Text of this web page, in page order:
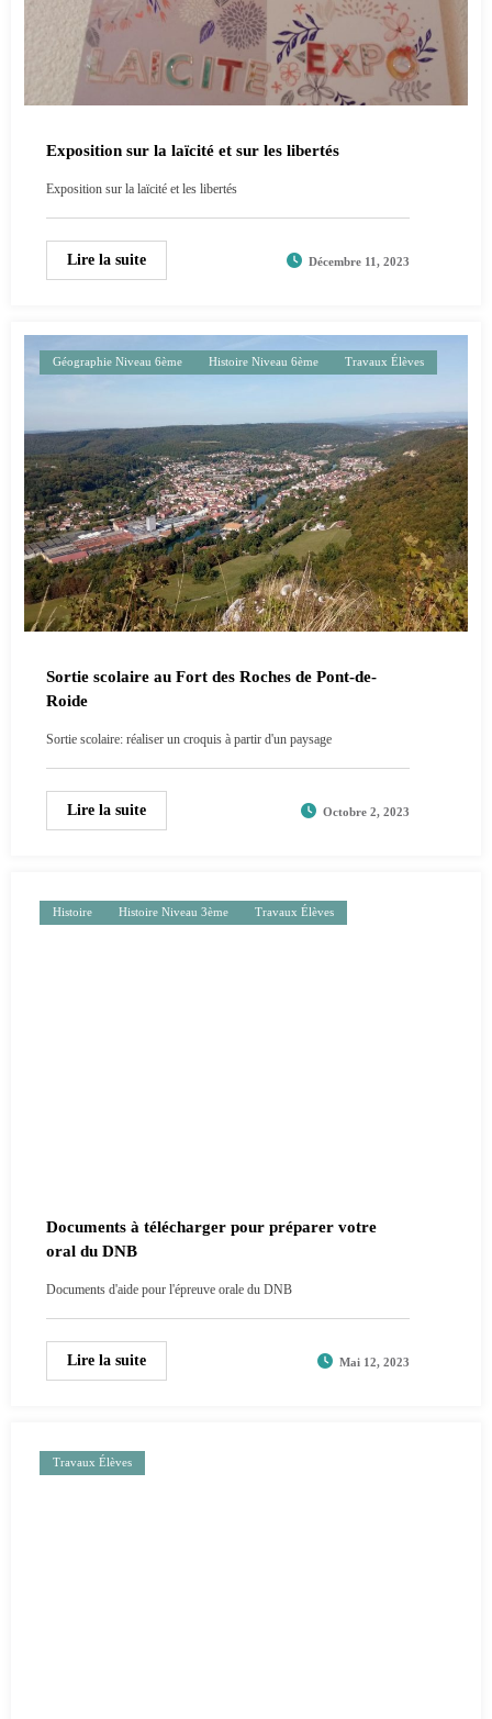
Exposition sur la laïcité et sur les libertés
Exposition sur la laïcité et les libertés
Lire la suite Décembre 11, 2023
Géographie Niveau 6ème Histoire Niveau 6ème Travaux Élèves
Sortie scolaire au Fort des Roches de Pont-de-
Roide
Sortie scolaire: réaliser un croquis à partir d'un paysage
Lire la suite Octobre 2, 2023
Histoire Histoire Niveau 3ème Travaux Élèves
Documents à télécharger pour préparer votre
oral du DNB
Documents d'aide pour l'épreuve orale du DNB
Lire la suite Mai 12, 2023
Travaux Élèves